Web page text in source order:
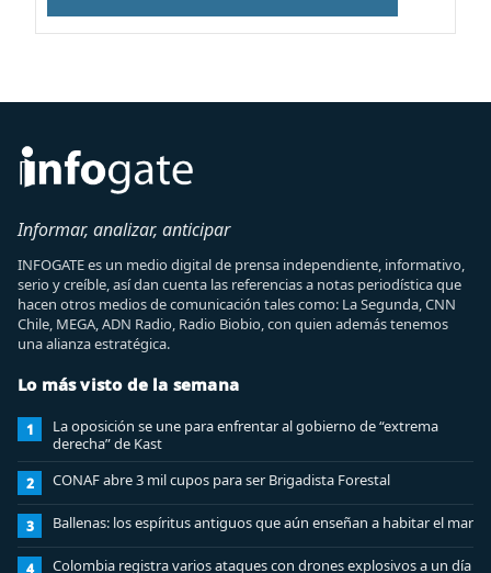
Informar, analizar, anticipar
INFOGATE es un medio digital de prensa independiente, informativo,
serio y creíble, así dan cuenta las referencias a notas periodística que
hacen otros medios de comunicación tales como: La Segunda, CNN
Chile, MEGA, ADN Radio, Radio Biobio, con quien además tenemos
una alianza estratégica.
Lo más visto de la semana
1
La oposición se une para enfrentar al gobierno de “extrema
derecha” de Kast
2 CONAF abre 3 mil cupos para ser Brigadista Forestal
3 Ballenas: los espíritus antiguos que aún enseñan a habitar el mar
4 Colombia registra varios ataques con drones explosivos a un día